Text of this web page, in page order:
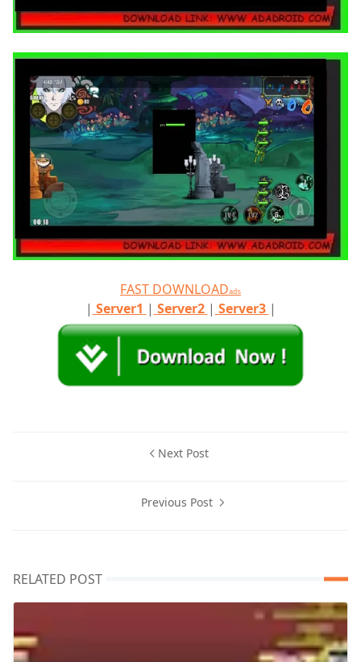
FAST DOWNLOADads
| Server1 | Server2 | Server3 |
Next Post
Previous Post
RELATED POST